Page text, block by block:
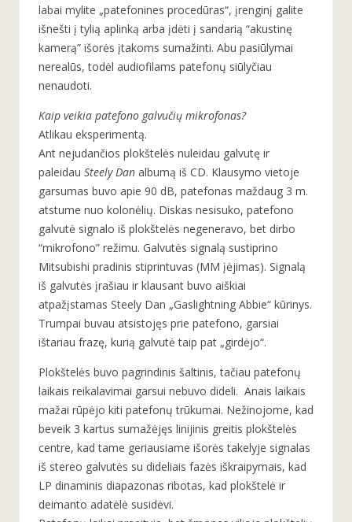
labai mylite „patefonines procedūras“, įrenginį galite
išnešti į tylią aplinką arba įdėti į sandarią “akustinę
kamerą” išorės įtakoms sumažinti. Abu pasiūlymai
nerealūs, todėl audiofilams patefonų siūlyčiau
nenaudoti.
Kaip veikia patefono galvučių mikrofonas?
Atlikau eksperimentą.
Ant nejudančios plokštelės nuleidau galvutę ir
paleidau Steely Dan albumą iš CD. Klausymo vietoje
garsumas buvo apie 90 dB, patefonas maždaug 3 m.
atstume nuo kolonėlių. Diskas nesisuko, patefono
galvutė signalo iš plokštelės negeneravo, bet dirbo
“mikrofono” režimu. Galvutės signalą sustiprino
Mitsubishi pradinis stiprintuvas (MM įėjimas). Signalą
iš galvutės įrašiau ir klausant buvo aiškiai
atpažįstamas Steely Dan „Gaslightning Abbie“ kūrinys.
Trumpai buvau atsistojęs prie patefono, garsiai
ištariau frazę, kurią galvutė taip pat „girdėjo“.
Plokštelės buvo pagrindinis šaltinis, tačiau patefonų
laikais reikalavimai garsui nebuvo dideli. Anais laikais
mažai rūpėjo kiti patefonų trūkumai. Nežinojome, kad
beveik 3 kartus sumažėjęs linijinis greitis plokštelės
centre, kad tame geriausiame išorės takelyje signalas
iš stereo galvutės su dideliais fazės iškraipymais, kad
LP dinaminis diapazonas ribotas, kad plokštelė ir
deimanto adatėlė susidėvi.